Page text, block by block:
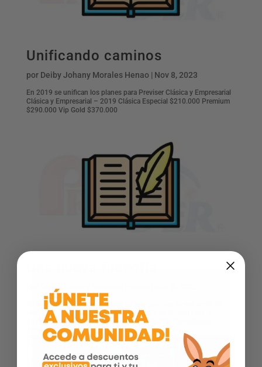
Unificando caminos
por Deiby Johany Morales Henao | Nov 8, 2023
En 2019 se unifican los planes para Previser Clásica y Empresarial
Clásica y Empresarial – 2019 Clásica Especial $210.000 Premium
$290.000 Vip Gold $370.000
Deiby Johany Morales Henao
Se actualiza el logo de Previser, su eslogan “¡un nuevo estilo de
vida!” Clásica y Empresarial – 2014 Plan 1 $160.000 Plan 2
$215.000 Plan 3 $280.000 Redefam $150.000 Servialiadas
$100.000 ...